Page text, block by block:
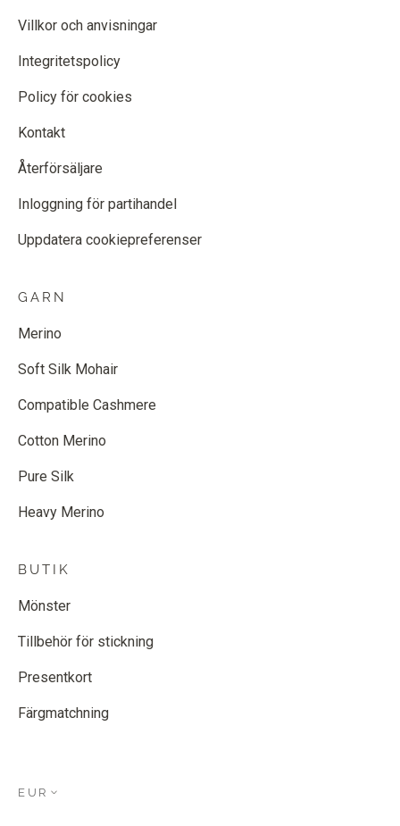
Villkor och anvisningar
Integritetspolicy
Policy för cookies
Kontakt
Återförsäljare
Inloggning för partihandel
Uppdatera cookiepreferenser
GARN
Merino
Soft Silk Mohair
Compatible Cashmere
Cotton Merino
Pure Silk
Heavy Merino
BUTIK
Mönster
Tillbehör för stickning
Presentkort
Färgmatchning
EUR